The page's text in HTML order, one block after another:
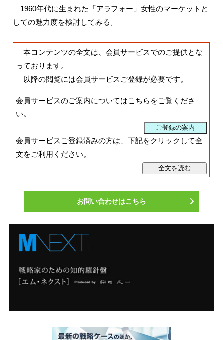
1960年代に生まれた「アラフォー」女性のマーケットと
しての魅力度を検討してみる。
本コンテンツの全文は、会員サービスでのご提供とな
っております。
以降の閲覧には会員サービスご登録が必要です。
会員サービスのご案内についてはこちらをご覧くださ
い。
会員サービスご登録済みの方は、下記をクリックして全
文をご利用ください。
お問い合わせはこちら